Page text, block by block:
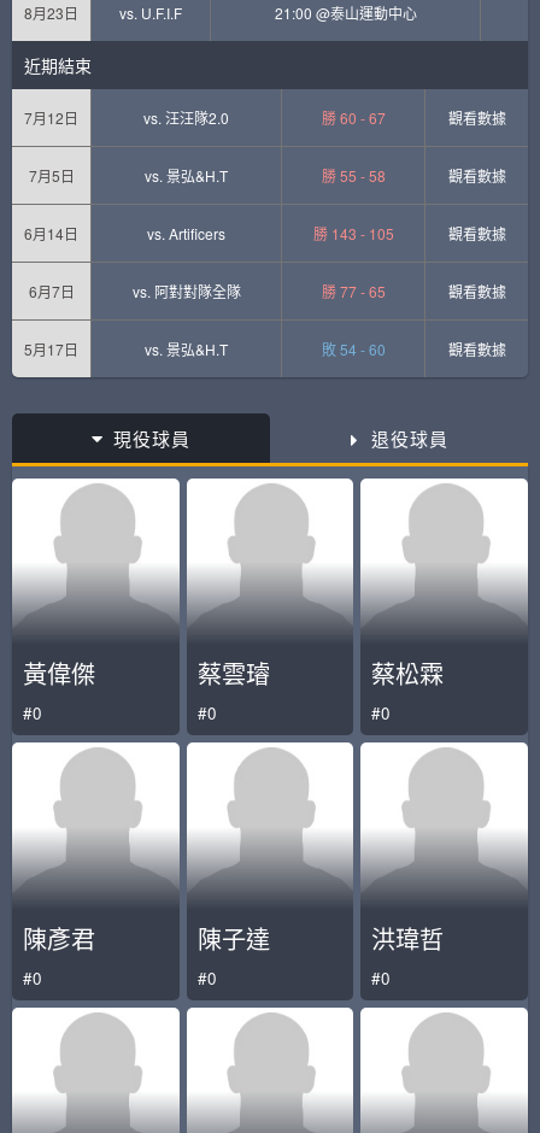
8月23日 vs. U.F.I.F 21:00 @泰山運動中心
近期結束
7月12日 vs. 汪汪隊2.0 勝 60 - 67 觀看數據
7月5日 vs. 景弘&H.T 勝 55 - 58 觀看數據
6月14日 vs. Artificers 勝 143 - 105 觀看數據
6月7日 vs. 阿對對隊全隊 勝 77 - 65 觀看數據
5月17日 vs. 景弘&H.T 敗 54 - 60 觀看數據
現役球員 退役球員
黃偉傑
#0
蔡雲璿
#0
蔡松霖
#0
陳彥君
#0
陳子達
#0
洪瑋哲
#0